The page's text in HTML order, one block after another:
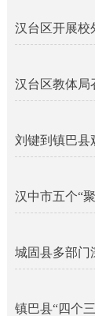
镇巴县“四个